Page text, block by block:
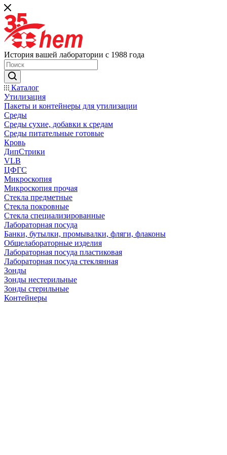
История вашей лаборатории с 1988 года
Каталог
Утилизация
Пакеты и контейнеры для утилизации
Среды
Среды сухие, добавки к средам
Среды питательные готовые
Кровь
ДипСтрики
VLB
ЦФГС
Микроскопия
Микроскопия прочая
Стекла предметные
Стекла покровные
Стекла специализированные
Лабораторная посуда
Банки, бутылки, промывалки, фляги, флаконы
Общелабораторные изделия
Лабораторная посуда пластиковая
Лабораторная посуда стеклянная
Зонды
Зонды нестерильные
Зонды стерильные
Контейнеры